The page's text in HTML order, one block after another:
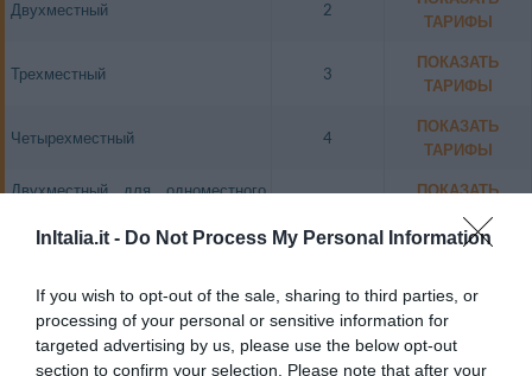
InItalia.it - Do Not Process My Personal Information
If you wish to opt-out of the sale, sharing to third parties, or
processing of your personal or sensitive information for
targeted advertising by us, please use the below opt-out
section to confirm your selection. Please note that after your
Двухместный 2
ТАРИФЫ
Трехместный 3
ПОКАЗАТЬ
ТАРИФЫ
Четырехместный 4
ПОКАЗАТЬ
ТАРИФЫ
Двухместный для одноместного
ПОКАЗАТЬ
ТАРИФЫ
Tutte le stanze sono dotate di aria condizionata, frigobar, connessione Wi-
Fi a Internet gratuita, bagno privato con doccia o vasca.